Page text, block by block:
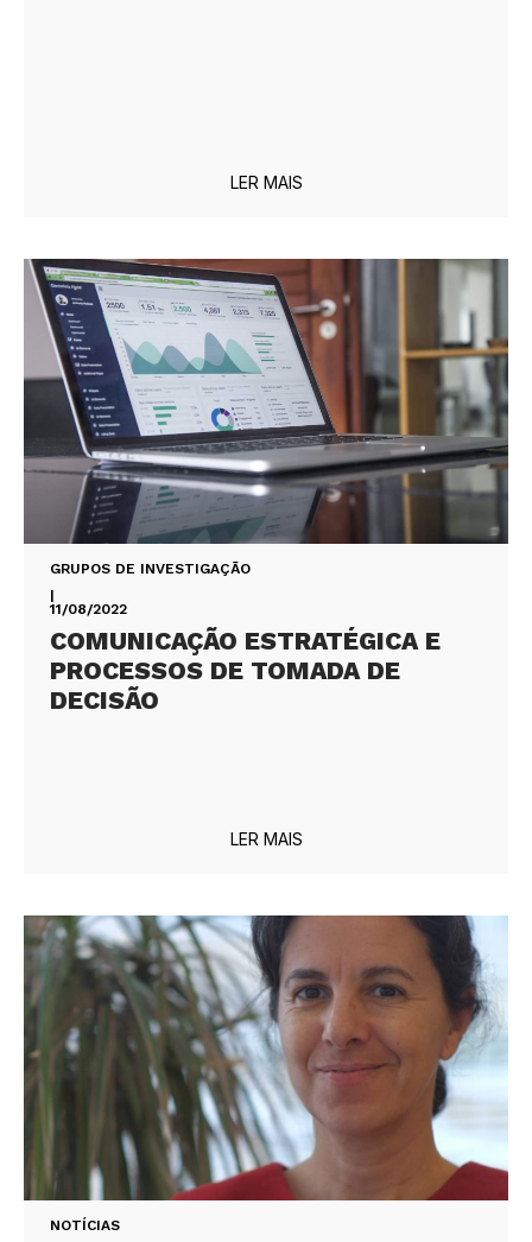
LER MAIS
GRUPOS DE INVESTIGAÇÃO
|
11/08/2022
COMUNICAÇÃO ESTRATÉGICA E
PROCESSOS DE TOMADA DE
DECISÃO
LER MAIS
NOTÍCIAS